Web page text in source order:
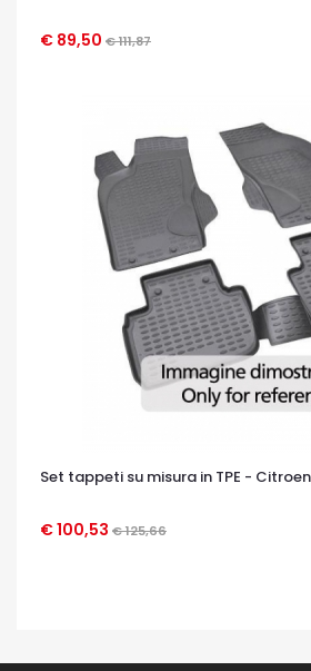
€ 89,50 € 111,87
OCCHIATA VELOCE
Set tappeti su misura in TPE - Citroen
€ 100,53 € 125,66
OCCHIATA VELOCE